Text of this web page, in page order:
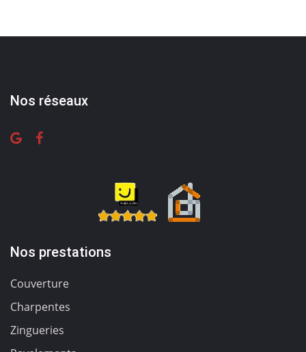
Nos réseaux
Nos prestations
Couverture
Charpentes
Zingueries